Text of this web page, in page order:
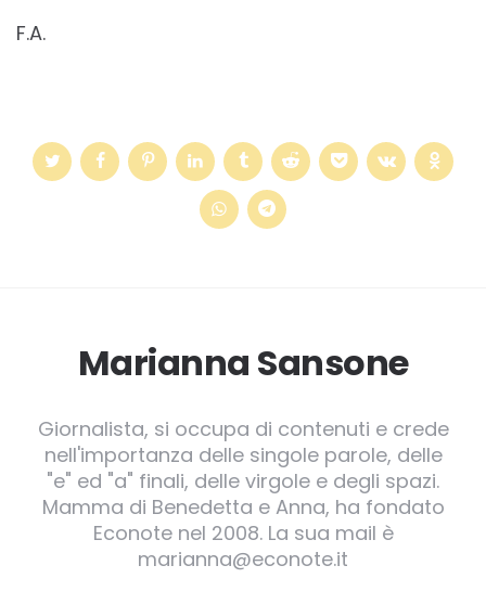
F.A.
Marianna Sansone
Giornalista, si occupa di contenuti e crede
nell'importanza delle singole parole, delle
"e" ed "a" finali, delle virgole e degli spazi.
Mamma di Benedetta e Anna, ha fondato
Econote nel 2008. La sua mail è
marianna@econote.it